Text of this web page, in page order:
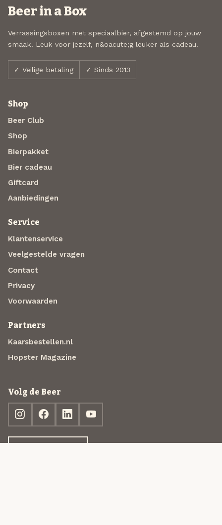
Beer in a Box
Verrassingsboxen met speciaalbier, afgestemd op jouw
smaak. Leuk voor jezelf, n&oacute;g leuker als cadeau.
✓ Veilige betaling ✓ Sinds 2013
Shop
Beer Club
Shop
Bierpakket
Bier cadeau
Giftcard
Aanbiedingen
Service
Klantenservice
Veelgestelde vragen
Contact
Privacy
Voorwaarden
Partners
Kaarsbestellen.nl
Hopster Magazine
Volg de Beer